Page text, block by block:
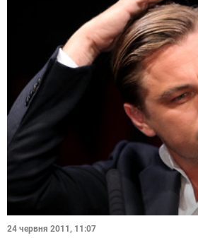
24 червня 2011, 11:07